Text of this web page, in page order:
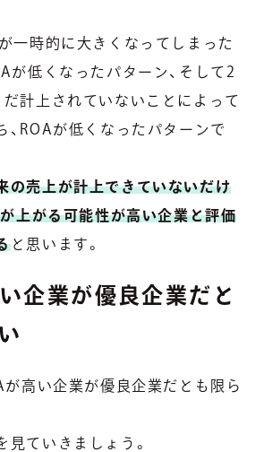
一時的に大きくなってしまった
が低くなったパターン、そして2
だ計上されていないことによって
、ROAが低くなったパターンで
の売上が計上できていないだけ
が上がる可能性が高い企業と評価
と思います。
企業が優良企業だと
が高い企業が優良企業だとも限ら
見ていきましょう。